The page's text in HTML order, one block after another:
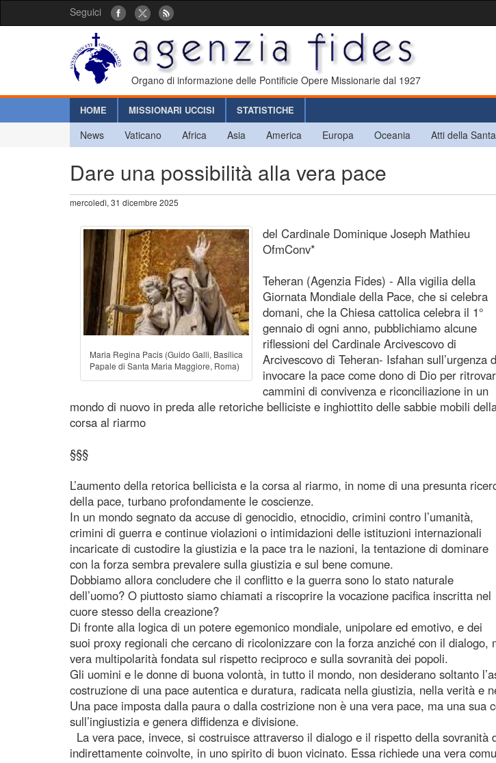
Seguici
Organo di informazione delle Pontificie Opere Missionarie dal 1927
HOME MISSIONARI UCCISI STATISTICHE
News Vaticano Africa Asia America Europa Oceania Atti della
Dare una possibilità alla vera pace
mercoledì, 31 dicembre 2025
Maria Regina Pacis (Guido Galli, Basilica
Papale di Santa Maria Maggiore, Roma)
del Cardinale Dominique Joseph Mathieu
OfmConv*
Teheran (Agenzia Fides) - Alla vigilia della
Giornata Mondiale della Pace, che si celebra
domani, che la Chiesa cattolica celebra il 1°
gennaio di ogni anno, pubblichiamo alcune
riflessioni del Cardinale Arcivescovo di
Arcivescovo di Teheran- Isfahan sull’urgenza
invocare la pace come dono di Dio per
cammini di convivenza e riconciliazione in un
mondo di nuovo in preda alle retoriche belliciste e inghiottito delle sabbie mobili
corsa al riarmo
§§§
L’aumento della retorica bellicista e la corsa al riarmo, in nome di una presunta
della pace, turbano profondamente le coscienze.
In un mondo segnato da accuse di genocidio, etnocidio, crimini contro l’umanità,
crimini di guerra e continue violazioni o intimidazioni delle istituzioni internazionali
incaricate di custodire la giustizia e la pace tra le nazioni, la tentazione di dominare
con la forza sembra prevalere sulla giustizia e sul bene comune.
Dobbiamo allora concludere che il conflitto e la guerra sono lo stato naturale
dell’uomo? O piuttosto siamo chiamati a riscoprire la vocazione pacifica inscritta nel
cuore stesso della creazione?
Di fronte alla logica di un potere egemonico mondiale, unipolare ed emotivo, e dei
suoi proxy regionali che cercano di ricolonizzare con la forza anziché con il dialogo,
vera multipolarità fondata sul rispetto reciproco e sulla sovranità dei popoli.
Gli uomini e le donne di buona volontà, in tutto il mondo, non desiderano soltanto
costruzione di una pace autentica e duratura, radicata nella giustizia, nella verità e
Una pace imposta dalla paura o dalla costrizione non è una vera pace, ma una sua
sull’ingiustizia e genera diffidenza e divisione.
La vera pace, invece, si costruisce attraverso il dialogo e il rispetto della sovranità
indirettamente coinvolte, in uno spirito di buon vicinato. Essa richiede una vera